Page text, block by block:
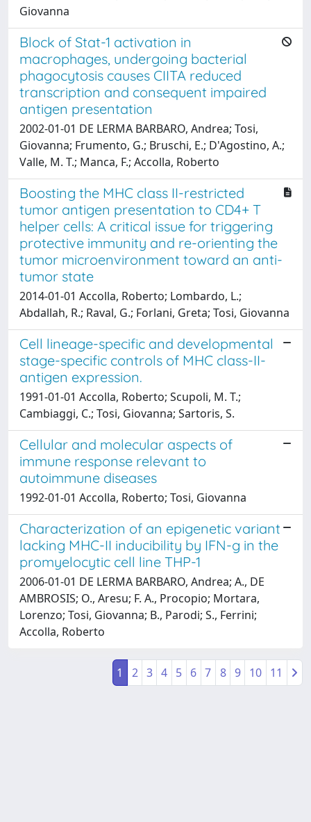
Giovanna
Block of Stat-1 activation in
macrophages, undergoing bacterial
phagocytosis causes CIITA reduced
transcription and consequent impaired
antigen presentation
2002-01-01 DE LERMA BARBARO, Andrea; Tosi,
Giovanna; Frumento, G.; Bruschi, E.; D'Agostino, A.;
Valle, M. T.; Manca, F.; Accolla, Roberto
Boosting the MHC class II-restricted
tumor antigen presentation to CD4+ T
helper cells: A critical issue for triggering
protective immunity and re-orienting the
tumor microenvironment toward an anti-
tumor state
2014-01-01 Accolla, Roberto; Lombardo, L.;
Abdallah, R.; Raval, G.; Forlani, Greta; Tosi, Giovanna
Cell lineage-specific and developmental
stage-specific controls of MHC class-II-
antigen expression.
1991-01-01 Accolla, Roberto; Scupoli, M. T.;
Cambiaggi, C.; Tosi, Giovanna; Sartoris, S.
Cellular and molecular aspects of
immune response relevant to
autoimmune diseases
1992-01-01 Accolla, Roberto; Tosi, Giovanna
Characterization of an epigenetic variant
lacking MHC-II inducibility by IFN-g in the
promyelocytic cell line THP-1
2006-01-01 DE LERMA BARBARO, Andrea; A., DE
AMBROSIS; O., Aresu; F. A., Procopio; Mortara,
Lorenzo; Tosi, Giovanna; B., Parodi; S., Ferrini;
Accolla, Roberto
1 2 3 4 5 6 7 8 9 10 11